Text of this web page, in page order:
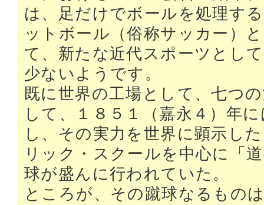
は、足だけでボールを処理す
ットボール（俗称サッカー）
て、新たな近代スポーツとし
少ないようです。
既に世界の工場として、七つ
して、１８５１（嘉永４）年
し、その実力を世界に顕示し
リック・スクールを中心に「
球が盛んに行われていた。
ところが、その蹴球なるもの